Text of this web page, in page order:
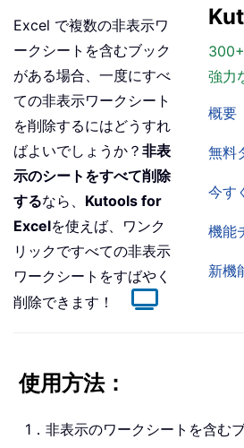
強力
概要
無料
今す
機能
新機
Excel で複数の非表示ワ
ークシートを含むブック
がある場合、一度にすべ
ての非表示ワークシート
を削除するにはどうすれ
ばよいでしょうか？ 非表
示のシートをすべて削除
するなら、 Kutools for
Excelを使えば、ワンク
リックですべての非表示
ワークシートをすばやく
削除できます！
使用方法：
1．非表示のワークシートを含む